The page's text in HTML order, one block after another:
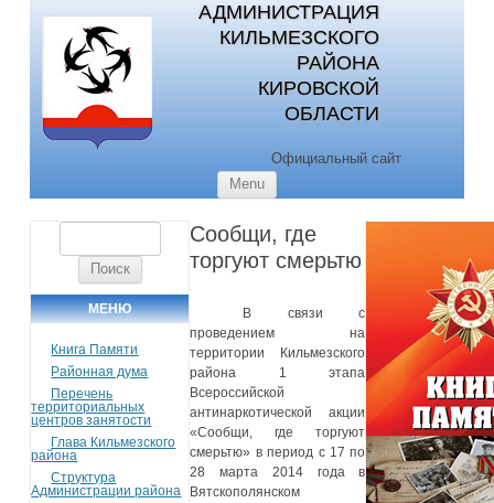
АДМИНИСТРАЦИЯ
КИЛЬМЕЗСКОГО
РАЙОНА
КИРОВСКОЙ
ОБЛАСТИ
Официальный сайт
Menu
МЕНЮ
Книга Памяти
Районная дума
Перечень
территориальных
центров занятости
Глава Кильмезского
района
Структура
Администрации района
Сообщи, где
торгуют смерьтю
В связи с
проведением на
территории Кильмезского
района 1 этапа
Всероссийской
антинаркотической акции
«Сообщи, где торгуют
смерьтю» в период с 17 по
28 марта 2014 года в
Вятскополянском